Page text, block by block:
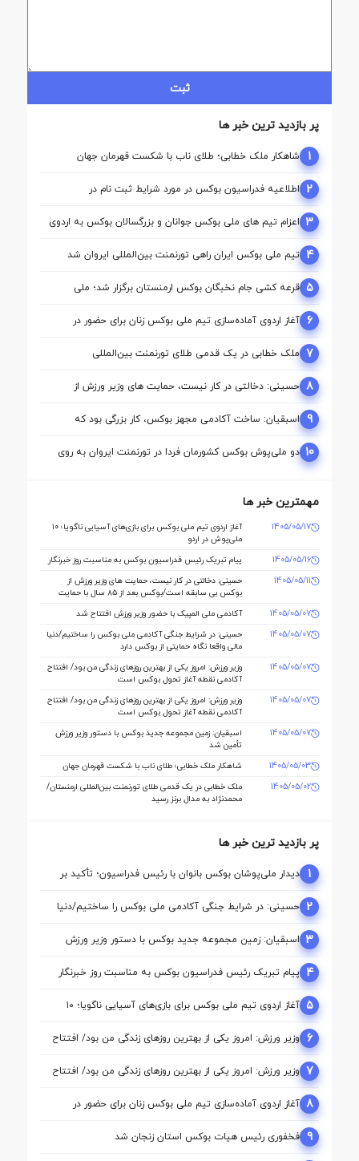
ثبت
پر بازدید ترین خبر ها
1 شاهکار ملک‌ خطابی؛ طلای ناب با شکست قهرمان جهان
2 اطلاعیه فدراسیون بوکس در مورد شرایط ثبت نام در
کمیسیون ها
3 اعزام تیم ‌های ملی بوکس جوانان و بزرگسالان بوکس به اردوی
مشترک ازبکستان
4 تیم ملی بوکس ایران راهی تورنمنت بین‌المللی ایروان شد
5 قرعه‌ کشی جام نخبگان بوکس ارمنستان برگزار شد؛ ملی‌
پوشان ایران حریفان خود را شناختند
6 آغاز اردوی آماده‌سازی تیم ملی بوکس زنان برای حضور در
بازی‌های آسیایی ناگویا
7 ملک‌ خطابی در یک قدمی طلای تورنمنت بین‌المللی
ارمنستان/ محمدنژاد به مدال برنز رسید
8 حسینی: دخالتی در کار نیست، حمایت های وزیر ورزش از
مالی صاحب خانه می شود 9 اسبقیان: ساخت آکادمی مجهز بوکس، کار بزرگی بود که
حسینی برای این رشته انجام داد
10 دو ملی‌پوش بوکس کشورمان فردا در تورنمنت ایروان به روی
رینگ می‌روند
مهمترین خبر ها
1405/05/17
آغاز اردوی تیم ملی بوکس برای بازی‌های آسیایی ناگویا؛ ۱۰
ملی‌پوش در اردو
1405/05/16
پیام تبریک رئیس فدراسیون بوکس به مناسبت روز خبرنگار
1405/05/11
حسینی: دخالتی در کار نیست، حمایت های وزیر ورزش از
بوکس بی سابقه است/بوکس بعد از ۸۵ سال با حمایت
1405/05/07
آکادمی ملی المپیک با حضور وزیر ورزش افتتاح شد
1405/05/07
حسینی: در شرایط جنگی آکادمی ملی بوکس را ساختیم/دنیا
مالی واقعا نگاه حمایتی از بوکس دارد
1405/05/07
وزیر ورزش: امروز یکی از بهترین روزهای زندگی من بود/ افتتاح
آکادمی نقطه آغاز تحول بوکس است
1405/05/07
وزیر ورزش: امروز یکی از بهترین روزهای زندگی من بود/ افتتاح
آکادمی نقطه آغاز تحول بوکس است
1405/05/07
اسبقیان: زمین مجموعه جدید بوکس با دستور وزیر ورزش
تأمین شد
1405/05/03
شاهکار ملک‌ خطابی؛ طلای ناب با شکست قهرمان جهان
1405/05/02
ملک‌ خطابی در یک قدمی طلای تورنمنت بین‌المللی ارمنستان/
محمدنژاد به مدال برنز رسید
پر بازدید ترین خبر ها
1
دیدار ملی‌پوشان بوکس بانوان با رئیس فدراسیون؛ تأکید بر
حمایت از مسیر آماده‌ سازی برای بازی‌های آسیایی ناگویا
2 حسینی: در شرایط جنگی آکادمی ملی بوکس را ساختیم/دنیا
مالی واقعا نگاه حمایتی از بوکس دارد
3 اسبقیان: زمین مجموعه جدید بوکس با دستور وزیر ورزش
تأمین شد
4 پیام تبریک رئیس فدراسیون بوکس به مناسبت روز خبرنگار
5
آغاز اردوی تیم ملی بوکس برای بازی‌های آسیایی ناگویا؛ ۱۰
ملی‌پوش در اردو
6 وزیر ورزش: امروز یکی از بهترین روزهای زندگی من بود/ افتتاح
آکادمی نقطه آغاز تحول بوکس است
7 وزیر ورزش: امروز یکی از بهترین روزهای زندگی من بود/ افتتاح
آکادمی نقطه آغاز تحول بوکس است
8 آغاز اردوی آماده‌سازی تیم ملی بوکس زنان برای حضور در
بازی‌های آسیایی ناگویا
9 فخفوری رئیس هیات بوکس استان زنجان شد